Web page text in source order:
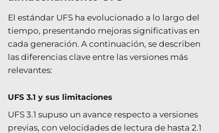
El estándar UFS ha evolucionado a lo largo del
tiempo, presentando mejoras significativas en
cada generación. A continuación, se describen
las diferencias clave entre las versiones más
relevantes:
UFS 3.1 y sus limitaciones
UFS 3.1 supuso un avance respecto a versiones
previas, con velocidades de lectura de hasta 2.1